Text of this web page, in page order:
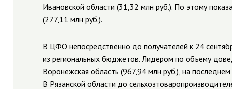
Ивановской области (31,32 млн руб.). По этому
(277,11 млн руб.).
В ЦФО непосредственно до получателей к 24
из региональных бюджетов. Лидером по объему
Воронежская область (967,94 млн руб.), на
В Рязанской области до